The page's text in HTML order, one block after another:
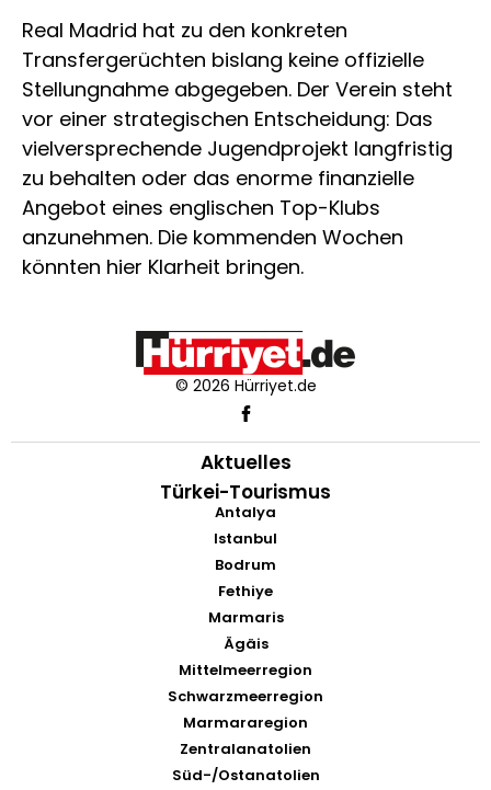
Real Madrid hat zu den konkreten
Transfergerüchten bislang keine offizielle
Stellungnahme abgegeben. Der Verein steht
vor einer strategischen Entscheidung: Das
vielversprechende Jugendprojekt langfristig
zu behalten oder das enorme finanzielle
Angebot eines englischen Top-Klubs
anzunehmen. Die kommenden Wochen
könnten hier Klarheit bringen.
© 2026 Hürriyet.de
Aktuelles
Türkei-Tourismus
Antalya
Istanbul
Bodrum
Fethiye
Marmaris
Ägäis
Mittelmeerregion
Schwarzmeerregion
Marmararegion
Zentralanatolien
Süd-/Ostanatolien